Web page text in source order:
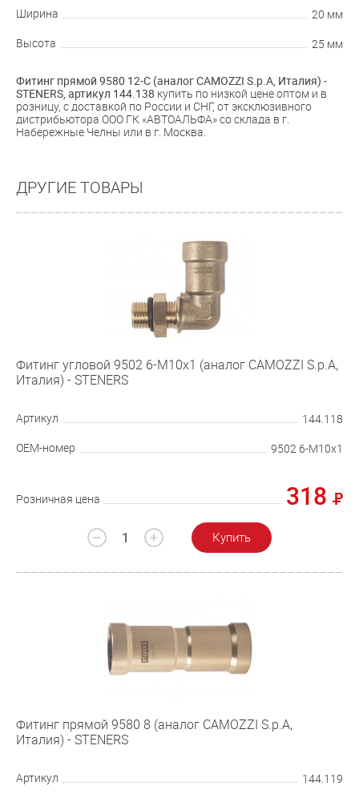
Ширина 20 мм
Высота 25 мм
Фитинг прямой 9580 12-С (аналог CAMOZZI S.p.A, Италия) -
STENERS, артикул 144.138 купить по низкой цене оптом и в
розницу, с доставкой по России и СНГ, от эксклюзивного
дистрибьютора ООО ГК «АВТОАЛЬФА» со склада в г.
Набережные Челны или в г. Москва.
ДРУГИЕ ТОВАРЫ
Фитинг угловой 9502 6-М10х1 (аналог CAMOZZI S.p.A,
Италия) - STENERS
Артикул 144.118
OEM-номер 9502 6-М10х1
Розничная цена 318
Купить
Фитинг прямой 9580 8 (аналог CAMOZZI S.p.A,
Италия) - STENERS
Артикул 144.119